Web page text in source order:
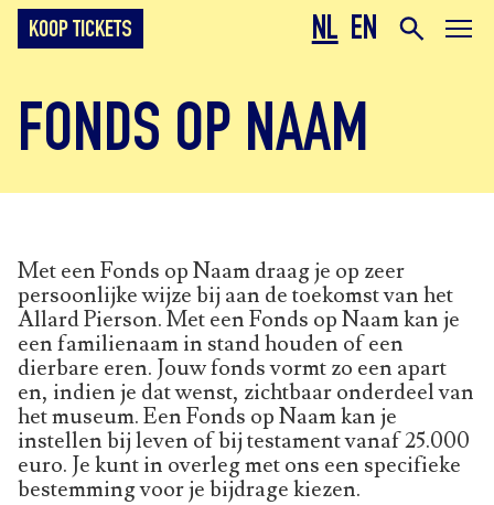
NL EN
KOOP TICKETS
FONDS OP NAAM
Met een Fonds op Naam draag je op zeer
persoonlijke wijze bij aan de toekomst van het
Allard Pierson. Met een Fonds op Naam kan je
een familienaam in stand houden of een
dierbare eren. Jouw fonds vormt zo een apart
en, indien je dat wenst, zichtbaar onderdeel van
het museum. Een Fonds op Naam kan je
instellen bij leven of bij testament vanaf 25.000
euro. Je kunt in overleg met ons een specifieke
bestemming voor je bijdrage kiezen.